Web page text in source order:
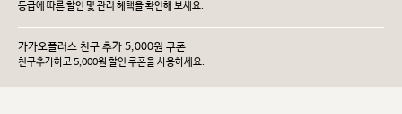
등급에 따른 할인 및 관리 헤택을 확인해 보세요.
카카오플러스 친구 추가 5,000원 쿠폰
친구추가하고 5,000원 할인 쿠폰을 사용하세요.